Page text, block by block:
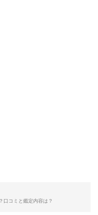
口コミと鑑定内容は？